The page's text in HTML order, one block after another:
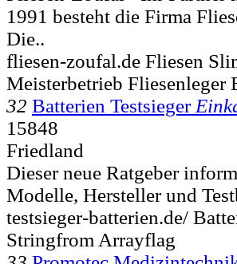
1991 besteht die Firma
Die..
fliesen-zoufal.de Fliesen
Meisterbetrieb Fliesenleger
32 Batterien Testsieger
15848
Friedland
Dieser neue Ratgeber
Modelle, Hersteller und
testsieger-batterien.de/
Stringfrom Arrayflag